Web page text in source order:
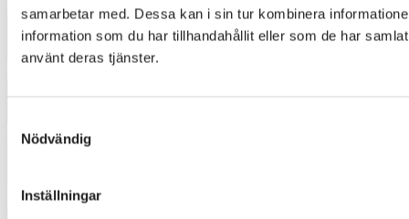
samarbetar med. Dessa kan i sin tur kombinera
information som du har tillhandahållit eller som de har
använt deras tjänster.
Nödvändig
Inställningar
6360
6422